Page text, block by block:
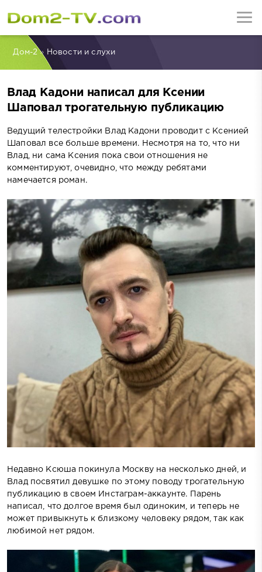
Дом-2» Новости и слухи
Влад Кадони написал для Ксении
Шаповал трогательную публикацию
Ведущий телестройки Влад Кадони проводит с Ксенией
Шаповал все больше времени. Несмотря на то, что ни
Влад, ни сама Ксения пока свои отношения не
комментируют, очевидно, что между ребятами
намечается роман.
Недавно Ксюша покинула Москву на несколько дней, и
Влад посвятил девушке по этому поводу трогательную
публикацию в своем Инстаграм-аккаунте. Парень
написал, что долгое время был одиноким, и теперь не
может привыкнуть к близкому человеку рядом, так как
любимой нет рядом.